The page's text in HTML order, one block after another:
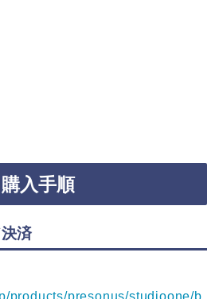
入手順
済
products/presonus/studioone/b